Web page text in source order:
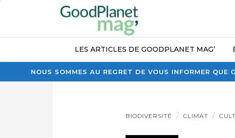
NOUS SOMMES AU REGRET DE VOUS INFORMER
LES ARTICLES DE GOODPLANET MAG’
BIODIVERSITÉ CLIMAT